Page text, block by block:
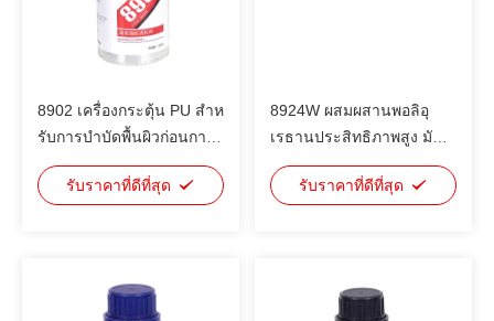
8902 เครื่องกระตุ้น PU สําห
รับการบําบัดพื้นผิวก่อนการ
ใช้ยาแน่น เพื่อเพิ่มความ
แข็งแรงในการผูก
รับราคาที่ดีที่สุด
8924W ผสมผสานพอลิอุ
เรธานประสิทธิภาพสูง มัน
สามารถผูกกับสับสราตต่าง
ๆ เช่นพื้น PVC
รับราคาที่ดีที่สุด